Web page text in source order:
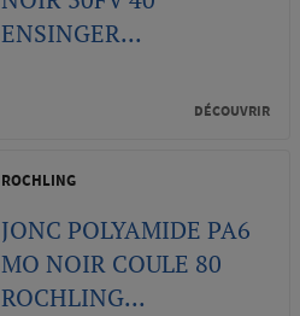
ENSINGER...
DÉCOUVRIR
ROCHLING
JONC POLYAMIDE PA6
MO NOIR COULE 80
ROCHLING...